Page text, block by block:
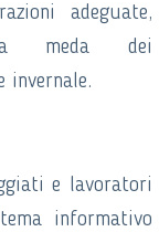
adeguate,
meda dei
invernale.
e lavoratori
informativo